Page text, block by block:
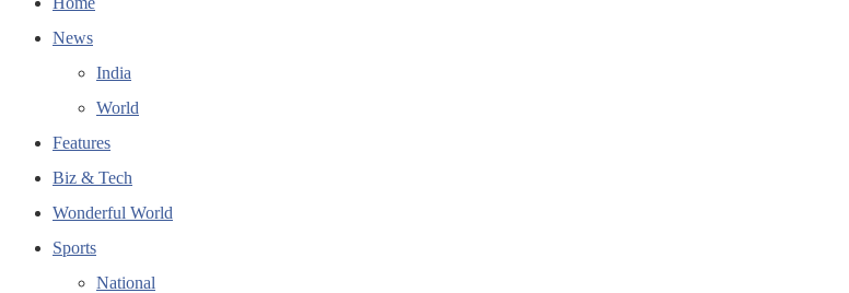
News
India
World
Features
Biz & Tech
Wonderful World
Sports
National